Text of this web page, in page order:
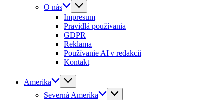
O nás
Impresum
Pravidlá používania
GDPR
Reklama
Používanie AI v redakcii
Kontakt
Amerika
Severná Amerika